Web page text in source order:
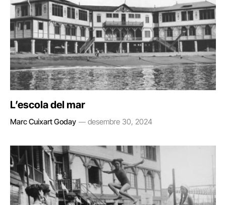
L’escola del mar
Marc Cuixart Goday desembre 30, 2024